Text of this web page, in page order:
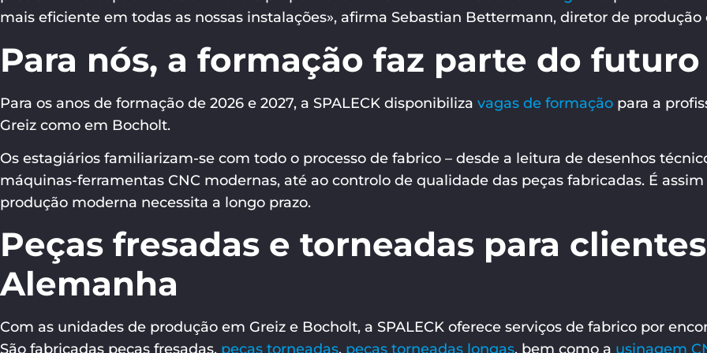
mais eficiente em todas as nossas instalações», afirma Sebastian Bettermann, diretor de produção
Para nós, a formação faz parte do
Para os anos de formação de 2026 e 2027, a SPALECK disponibiliza vagas de formação para a
Greiz como em Bocholt.
Os estagiários familiarizam-se com todo o processo de fabrico – desde a leitura de desenhos
máquinas-ferramentas CNC modernas, até ao controlo de qualidade das peças fabricadas. É
produção moderna necessita a longo prazo.
Peças fresadas e torneadas para
Alemanha
Com as unidades de produção em Greiz e Bocholt, a SPALECK oferece serviços de fabrico por
São fabricadas peças fresadas, peças torneadas, peças torneadas longas, bem como a usinagem